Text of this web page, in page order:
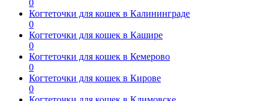
0
Когтеточки для кошек в Калининграде
0
Когтеточки для кошек в Кашире
0
Когтеточки для кошек в Кемерово
0
Когтеточки для кошек в Кирове
0